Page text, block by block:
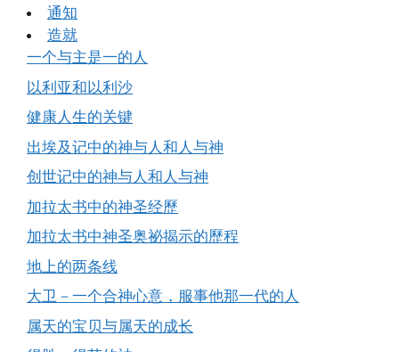
通知
造就
一个与主是一的人
以利亚和以利沙
健康人生的关键
出埃及记中的神与人和人与神
创世记中的神与人和人与神
加拉太书中的神圣经歷
加拉太书中神圣奥祕揭示的歷程
地上的两条线
大卫－一个合神心意，服事他那一代的人
属天的宝贝与属天的成长